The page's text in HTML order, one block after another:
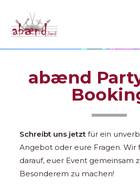
abænd
Schreibt uns jetzt für ein
Angebot oder eure Fragen. Wir
darauf, euer Event gemeinsam
Besonderem zu machen!